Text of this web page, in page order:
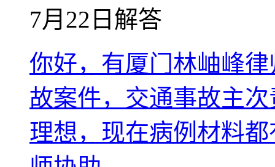
7月22日解答
你好，有厦门林岫峰
故案件，交通事故主
理想，现在病例材料